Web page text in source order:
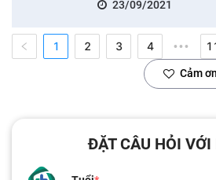
23/09/2021
1 2 3 4 •••
Cảm ơn
ĐẶT CÂU HỎI VỚI